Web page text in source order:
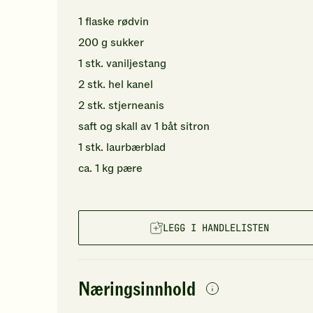
1 flaske rødvin
200g sukker
1 stk. vaniljestang
2stk. hel kanel
2stk. stjerneanis
saft og skall av1 båtsitron
1 stk. laurbærblad
ca. 1 kg pære
LEGG I HANDLELISTEN
Næringsinnhold